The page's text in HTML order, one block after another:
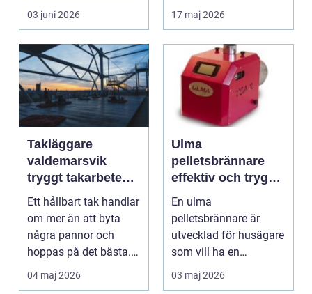
i 2030 år...
03 juni 2026 17 maj 2026
Takläggare
valdemarsvik
tryggt takarbete
för kustklimat
Ett hållbart tak handlar
om mer än att byta
några pannor och
hoppas på det bästa.
För husägare i Val...
04 maj 2026
Ulma
pelletsbrännare
effektiv och trygg
värme för svenska
hem
En ulma
pelletsbrännare är
utvecklad för husägare
som vill ha en
driftsäker och
ekonomisk
03 maj 2026